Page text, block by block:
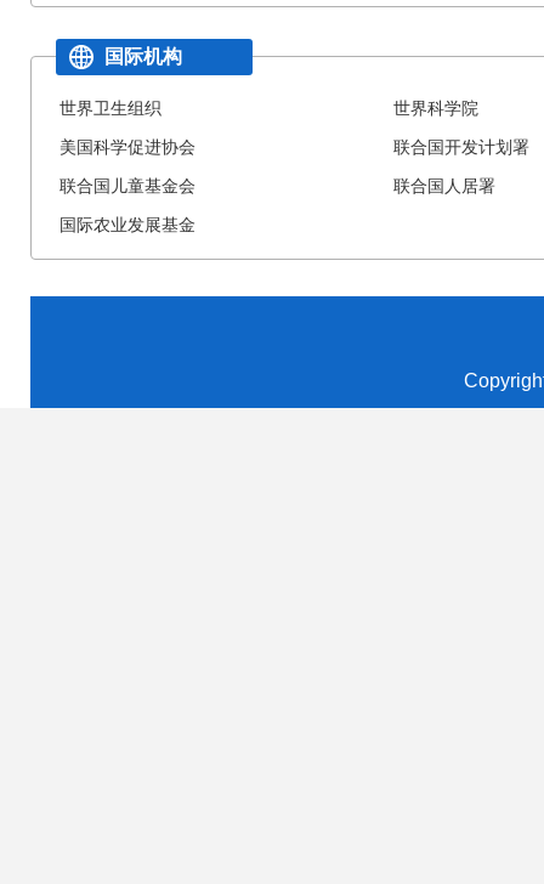
国际机构
世界卫生组织
世界科学院
美国科学促进协会
联合国开发计划署
联合国儿童基金会
联合国人居署
国际农业发展基金